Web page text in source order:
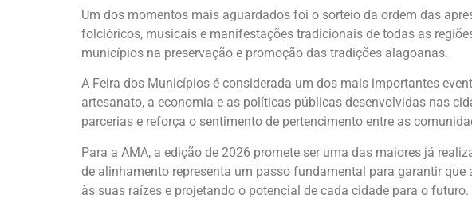
Um dos momentos mais aguardados foi o sorteio da ordem das
folclóricos, musicais e manifestações tradicionais de todas as
municípios na preservação e promoção das tradições alagoanas.
A Feira dos Municípios é considerada um dos mais importantes
artesanato, a economia e as políticas públicas desenvolvidas nas
parcerias e reforça o sentimento de pertencimento entre as
Para a AMA, a edição de 2026 promete ser uma das maiores já
de alinhamento representa um passo fundamental para garantir
às suas raízes e projetando o potencial de cada cidade para o futuro.